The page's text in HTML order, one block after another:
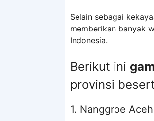
Selain sebagai
memberikan banyak
Indonesia.
Berikut ini
provinsi
1. Nanggroe